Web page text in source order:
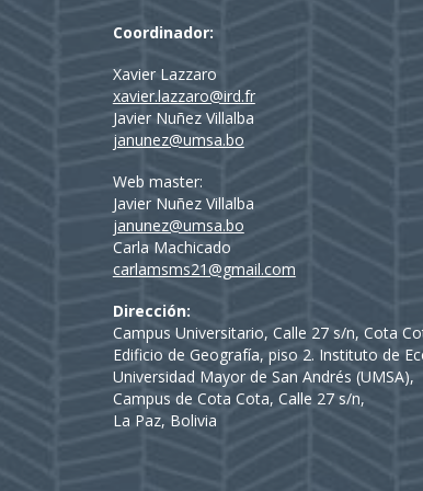
Coordinador:
Xavier Lazzaro
xavier.lazzaro@ird.fr
Javier Nuñez Villalba
janunez@umsa.bo
Web master:
Javier Nuñez Villalba
janunez@umsa.bo
Carla Machicado
carlamsms21@gmail.com
Dirección:
Campus Universitario, Calle 27 s/n, Cota
Edificio de Geografía, piso 2. Instituto de
Universidad Mayor de San Andrés (UMSA),
Campus de Cota Cota, Calle 27 s/n,
La Paz, Bolivia